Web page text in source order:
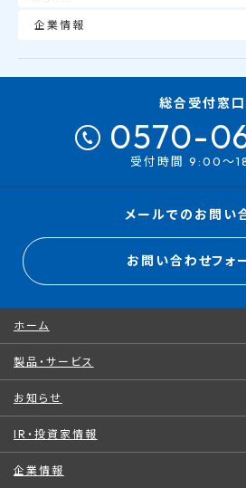
企業情報
総合受付窓口
0570-
受付時間 9:00～
メールでのお問い
お問い合わせフォ
ホーム
製品・サービス
お知らせ
IR・投資家情報
企業情報